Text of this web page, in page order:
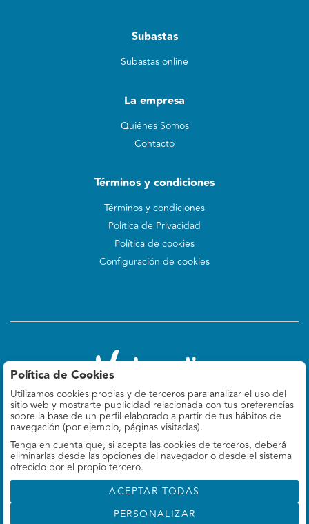
Subastas
Subastas online
La empresa
Quiénes Somos
Contacto
Términos y condiciones
Términos y condiciones
Política de Privacidad
Política de cookies
Configuración de cookies
Valoralia
Felipe IV 9, 5º Izq
28014 Madrid, ES
660 78 69 37
info@valoralia.es
Política de Cookies
Utilizamos cookies propias y de terceros para analizar el uso del
sitio web y mostrarte publicidad relacionada con tus preferencias
sobre la base de un perfil elaborado a partir de tus hábitos de
navegación (por ejemplo, páginas visitadas).
Tenga en cuenta que, si acepta las cookies de terceros, deberá
eliminarlas desde las opciones del navegador o desde el sistema
ofrecido por el propio tercero.
ACEPTAR TODAS
PERSONALIZAR